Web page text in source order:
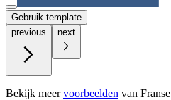
Gebruik template
previous
next
Bekijk meervoorbeelden van